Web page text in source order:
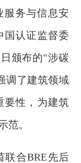
服务与信息安
国认证监督委
颁布的"涉碳
调了建筑领域
要性，为建筑
范。
联合BRE先后